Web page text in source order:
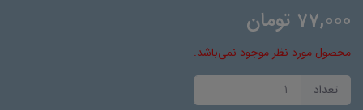
77,000 تومان
محصول مورد نظر موجود نمی‌باشد.
تعداد